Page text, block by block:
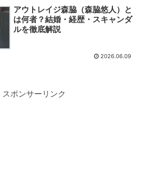
アウトレイジ森脇（森脇悠人）と
は何者？結婚・経歴・スキャンダ
ルを徹底解説
2026.06.09
スポンサーリンク